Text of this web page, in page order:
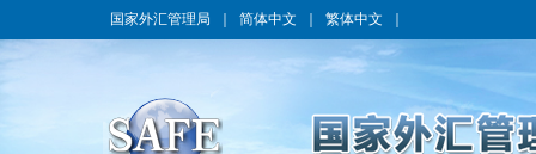
国家外汇管理局 简体中文 繁体中文